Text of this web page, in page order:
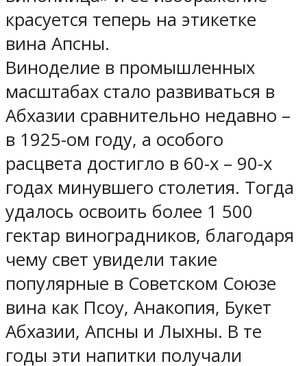
красуется теперь на этикетке
вина Апсны.
Виноделие в промышленных
масштабах стало развиваться в
Абхазии сравнительно недавно –
в 1925-ом году, а особого
расцвета достигло в 60-х – 90-х
годах минувшего столетия. Тогда
удалось освоить более 1 500
гектар виноградников, благодаря
чему свет увидели такие
популярные в Советском Союзе
вина как Псоу, Анакопия, Букет
Абхазии, Апсны и Лыхны. В те
годы эти напитки получали